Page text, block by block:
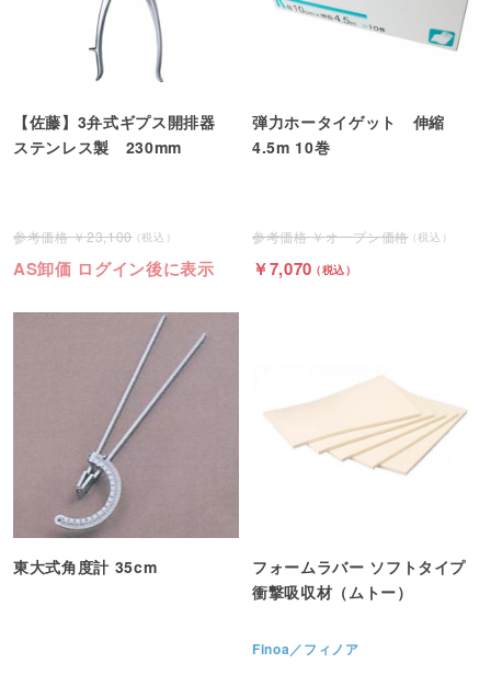
【佐藤】3弁式ギプス開排器
ステンレス製 230mm
23,100
AS卸価 ログイン後に表示
弾力ホータイゲット 伸縮
4.5m 10巻
オープン価格
7,070
東大式角度計 35cm
フォームラバー ソフトタイプ
衝撃吸収材（ムトー）
Finoa／フィノア